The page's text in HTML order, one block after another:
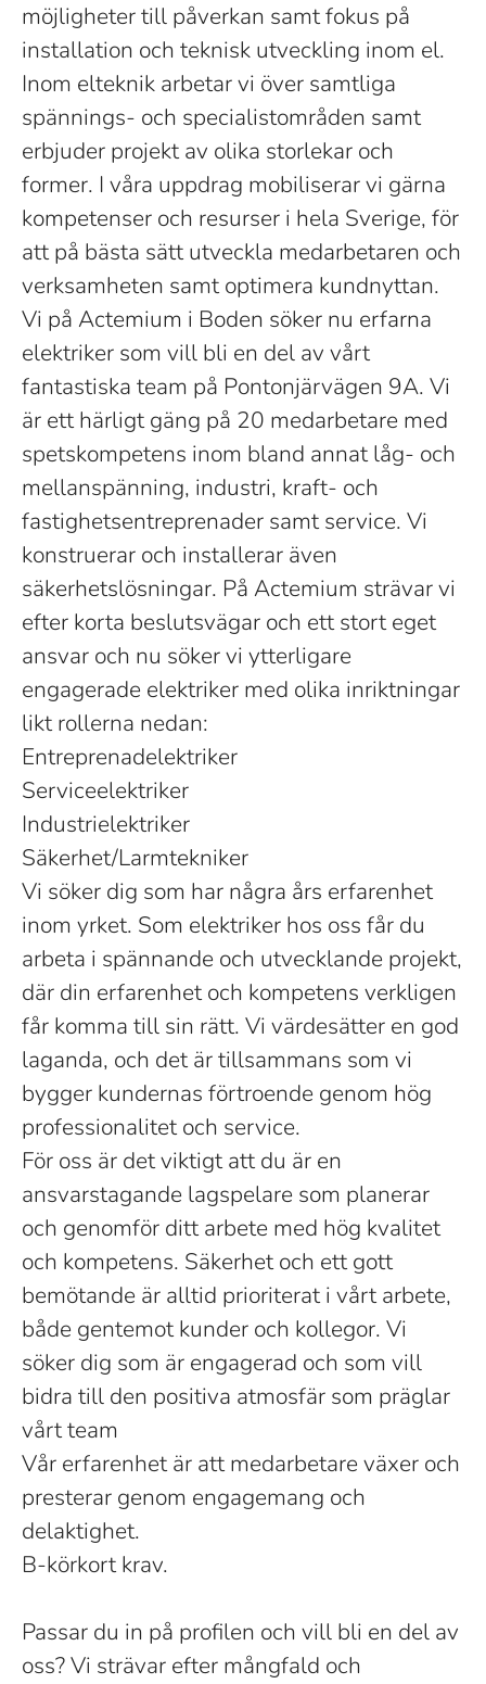
möjligheter till påverkan samt fokus på
installation och teknisk utveckling inom el.
Inom elteknik arbetar vi över samtliga
spännings- och specialistområden samt
erbjuder projekt av olika storlekar och
former. I våra uppdrag mobiliserar vi gärna
kompetenser och resurser i hela Sverige, för
att på bästa sätt utveckla medarbetaren och
verksamheten samt optimera kundnyttan.
Vi på Actemium i Boden söker nu erfarna
elektriker som vill bli en del av vårt
fantastiska team på Pontonjärvägen 9A. Vi
är ett härligt gäng på 20 medarbetare med
spetskompetens inom bland annat låg- och
mellanspänning, industri, kraft- och
fastighetsentreprenader samt service. Vi
konstruerar och installerar även
säkerhetslösningar. På Actemium strävar vi
efter korta beslutsvägar och ett stort eget
ansvar och nu söker vi ytterligare
engagerade elektriker med olika inriktningar
likt rollerna nedan:
Entreprenadelektriker
Serviceelektriker
Industrielektriker
Säkerhet/Larmtekniker
Vi söker dig som har några års erfarenhet
inom yrket. Som elektriker hos oss får du
arbeta i spännande och utvecklande projekt,
där din erfarenhet och kompetens verkligen
får komma till sin rätt. Vi värdesätter en god
laganda, och det är tillsammans som vi
bygger kundernas förtroende genom hög
professionalitet och service.
För oss är det viktigt att du är en
ansvarstagande lagspelare som planerar
och genomför ditt arbete med hög kvalitet
och kompetens. Säkerhet och ett gott
bemötande är alltid prioriterat i vårt arbete,
både gentemot kunder och kollegor. Vi
söker dig som är engagerad och som vill
bidra till den positiva atmosfär som präglar
vårt team
Vår erfarenhet är att medarbetare växer och
presterar genom engagemang och
delaktighet.
B-körkort krav.
Passar du in på profilen och vill bli en del av
oss? Vi strävar efter mångfald och